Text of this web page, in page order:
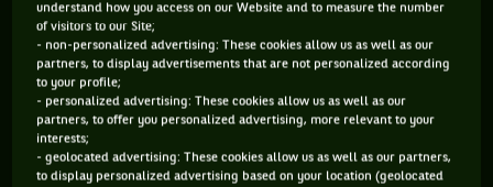
figé depuis août dernier, date à laquelle « Muzza » a disputé
son dernier match à l’occasion des Jeux Olympiques de Paris.
Un face-à-face évidemment dominé par le GOAT (25-11).
Murray n’a jamais été membre du Big 3. En revanche, il s’est
fait une place dans le Grand 4, car il est le joueur qui a donné
le plus de fil à retordre aux trois meilleurs de l’histoire du
understand how you access on our Website and to measure the number
of visitors to our Site;
- non-personalized advertising: These cookies allow us as well as our
partners, to display advertisements that are not personalized according
to your profile;
- personalized advertising: These cookies allow us as well as our
partners, to offer you personalized advertising, more relevant to your
interests;
- geolocated advertising: These cookies allow us as well as our partners,
to display personalized advertising based on your location (geolocated